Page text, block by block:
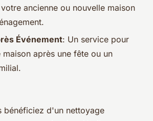
ancienne ou nouvelle maison
Événement: Un service pour
après une fête ou un
bénéficiez d'un nettoyage